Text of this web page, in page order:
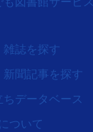
雑誌を探す
聞記事を探す
ちデータベース
ついて